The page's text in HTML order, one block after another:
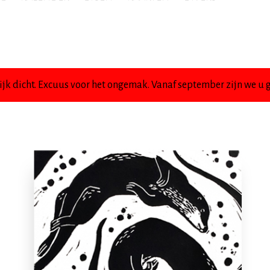
dicht. Excuus voor het ongemak. Vanaf september zijn we u